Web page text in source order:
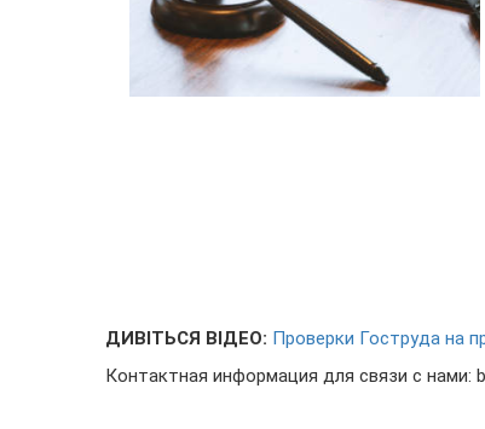
ДИВІТЬСЯ ВІДЕО: Проверки Гоструда на
Контактная информация для связи с нами: